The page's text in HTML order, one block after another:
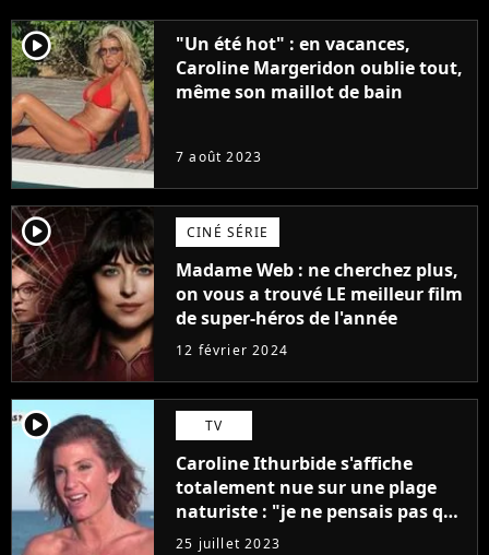
player2
"Un été hot" : en vacances,
Caroline Margeridon oublie tout,
même son maillot de bain
7 août 2023
player2 CINÉ SÉRIE
Madame Web : ne cherchez plus,
on vous a trouvé LE meilleur film
de super-héros de l'année
12 février 2024
player2 TV
Caroline Ithurbide s'affiche
totalement nue sur une plage
naturiste : "je ne pensais pas que
j'arriverais à le faire..."
25 juillet 2023